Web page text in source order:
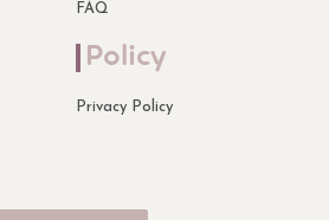
FAQ
Policy
Privacy Policy